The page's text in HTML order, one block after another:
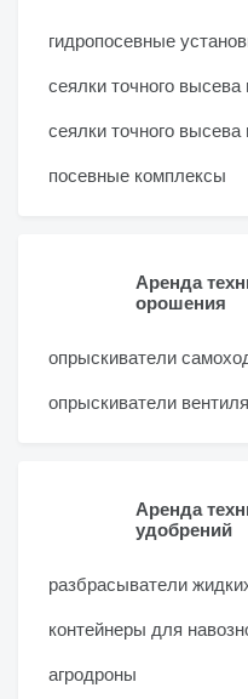
гидропосевные
сеялки точного высева
сеялки точного высева
посевные комплексы
Аренда
орошения
опрыскиватели
опрыскиватели
Аренда
удобрений
разбрасыватели
контейнеры для
агродроны